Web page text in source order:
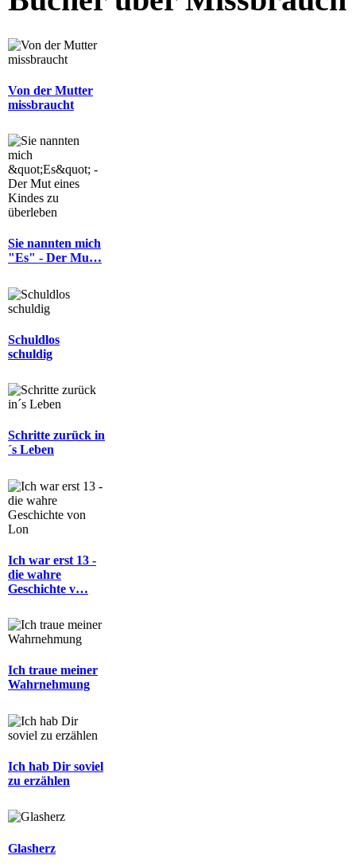
Von der Mutter
missbraucht
Sie nannten mich
"Es" - Der Mu…
Schuldlos
schuldig
Schritte zurück in
´s Leben
Ich war erst 13 -
die wahre
Geschichte v…
Ich traue meiner
Wahrnehmung
Ich hab Dir soviel
zu erzählen
Glasherz